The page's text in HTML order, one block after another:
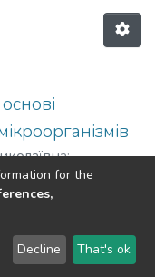
;
;Кафедра
України
інститут імені
2026 LYRASIS
for the
Decline That's ok